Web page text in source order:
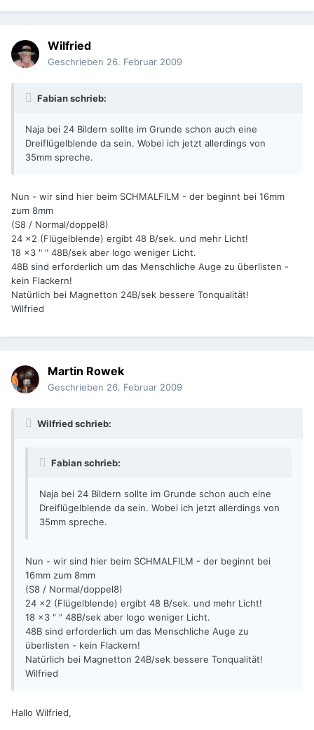
Wilfried
Geschrieben 26. Februar 2009
Fabian schrieb:
Naja bei 24 Bildern sollte im Grunde schon auch eine
Dreiflügelblende da sein. Wobei ich jetzt allerdings von
35mm spreche.
Nun - wir sind hier beim SCHMALFILM - der beginnt bei 16mm
zum 8mm
(S8 / Normal/doppel8)
24 x2 (Flügelblende) ergibt 48 B/sek. und mehr Licht!
18 x3 " " 48B/sek aber logo weniger Licht.
48B sind erforderlich um das Menschliche Auge zu überlisten -
kein Flackern!
Natürlich bei Magnetton 24B/sek bessere Tonqualität!
Wilfried
Martin Rowek
Geschrieben 26. Februar 2009
Wilfried schrieb:
Fabian schrieb:
Naja bei 24 Bildern sollte im Grunde schon auch eine
Dreiflügelblende da sein. Wobei ich jetzt allerdings von
35mm spreche.
Nun - wir sind hier beim SCHMALFILM - der beginnt bei
16mm zum 8mm
(S8 / Normal/doppel8)
24 x2 (Flügelblende) ergibt 48 B/sek. und mehr Licht!
18 x3 " " 48B/sek aber logo weniger Licht.
48B sind erforderlich um das Menschliche Auge zu
überlisten - kein Flackern!
Natürlich bei Magnetton 24B/sek bessere Tonqualität!
Wilfried
Hallo Wilfried,